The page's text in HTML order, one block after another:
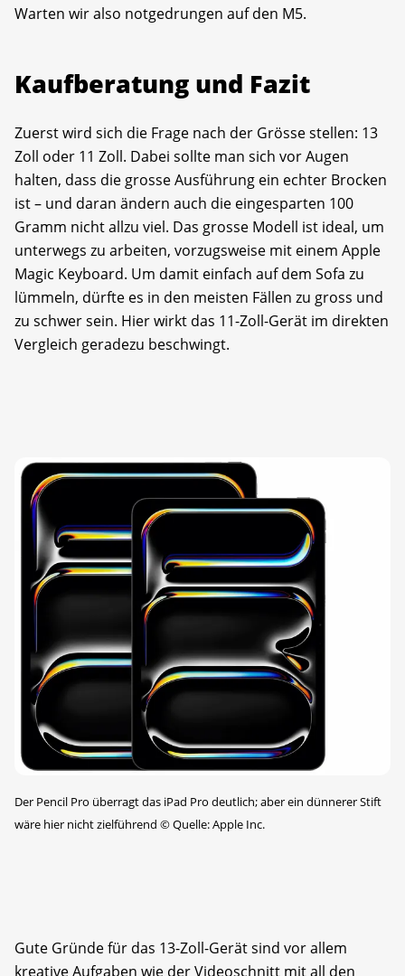
Warten wir also notgedrungen auf den M5.
Kaufberatung und Fazit
Zuerst wird sich die Frage nach der Grösse stellen: 13
Zoll oder 11 Zoll. Dabei sollte man sich vor Augen
halten, dass die grosse Ausführung ein echter Brocken
ist – und daran ändern auch die eingesparten 100
Gramm nicht allzu viel. Das grosse Modell ist ideal, um
unterwegs zu arbeiten, vorzugsweise mit einem Apple
Magic Keyboard. Um damit einfach auf dem Sofa zu
lümmeln, dürfte es in den meisten Fällen zu gross und
zu schwer sein. Hier wirkt das 11-Zoll-Gerät im direkten
Vergleich geradezu beschwingt.
Der Pencil Pro überragt das iPad Pro deutlich; aber ein dünnerer Stift
wäre hier nicht zielführend ©Quelle: Apple Inc.
Gute Gründe für das 13-Zoll-Gerät sind vor allem
kreative Aufgaben wie der Videoschnitt mit all den